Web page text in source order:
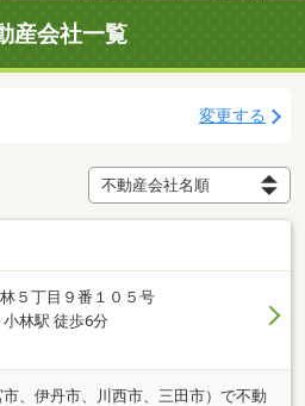
産会社一覧
変更する
５丁目９番１０５号
林駅 徒歩6分
、伊丹市、川西市、三田市）で不動